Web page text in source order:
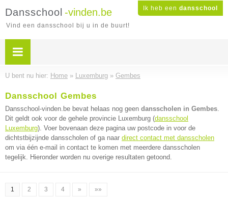
Ik heb een dansschool
Dansschool -vinden.be
Vind een dansschool bij u in de buurt!
U bent nu hier: Home » Luxemburg » Gembes
Dansschool Gembes
Dansschool-vinden.be bevat helaas nog geen dansscholen in Gembes.
Dit geldt ook voor de gehele provincie Luxemburg (dansschool
Luxemburg). Voer bovenaan deze pagina uw postcode in voor de
dichtstbijzijnde dansscholen of ga naar direct contact met dansscholen
om via één e-mail in contact te komen met meerdere dansscholen
tegelijk. Hieronder worden nu overige resultaten getoond.
1 2 3 4 » »»